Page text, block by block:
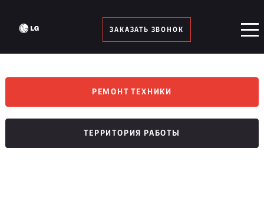
ЗАКАЗАТЬ ЗВОНОК
РЕМОНТ ТЕХНИКИ
ТЕРРИТОРИЯ РАБОТЫ